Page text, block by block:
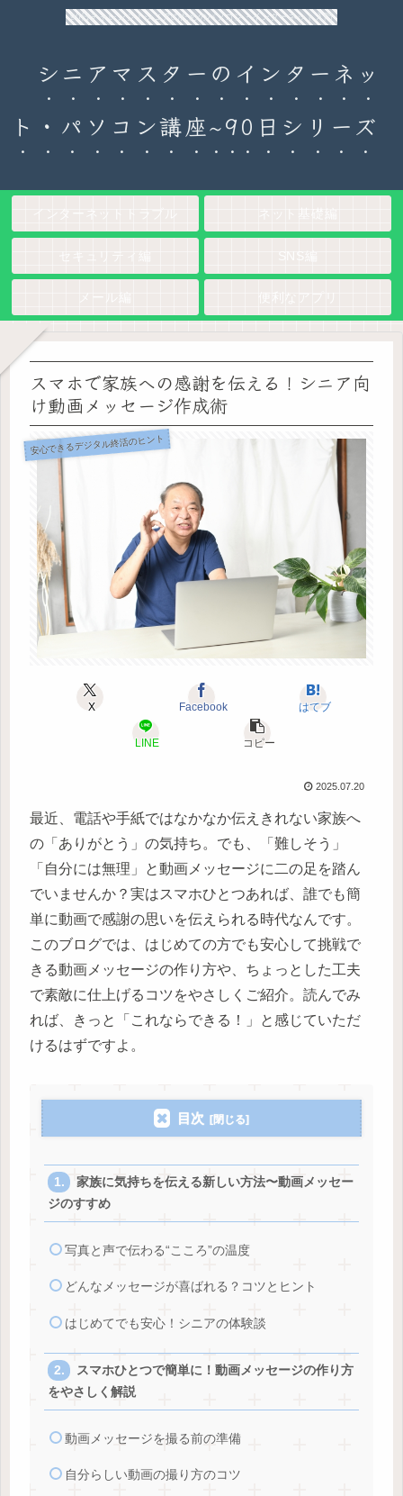
90日チャレンジ！シニアのためのパソコン・インターネット入門
シニアマスターのインターネッ
ト・パソコン講座~90日シリーズ
スマホで家族への感謝を伝える！シニア向
け動画メッセージ作成術
安心できるデジタル終活のヒント
X Facebook はてブ
LINE コピー
2025.07.20
最近、電話や手紙ではなかなか伝えきれない家族へ
の「ありがとう」の気持ち。でも、「難しそう」
「自分には無理」と動画メッセージに二の足を踏ん
でいませんか？実はスマホひとつあれば、誰でも簡
単に動画で感謝の思いを伝えられる時代なんです。
このブログでは、はじめての方でも安心して挑戦で
きる動画メッセージの作り方や、ちょっとした工夫
で素敵に仕上げるコツをやさしくご紹介。読んでみ
れば、きっと「これならできる！」と感じていただ
けるはずですよ。
目次
家族に気持ちを伝える新しい方法〜動画メッセー
ジのすすめ
写真と声で伝わる“こころ”の温度
どんなメッセージが喜ばれる？コツとヒント
はじめてでも安心！シニアの体験談
スマホひとつで簡単に！動画メッセージの作り方
をやさしく解説
動画メッセージを撮る前の準備
自分らしい動画の撮り方のコツ